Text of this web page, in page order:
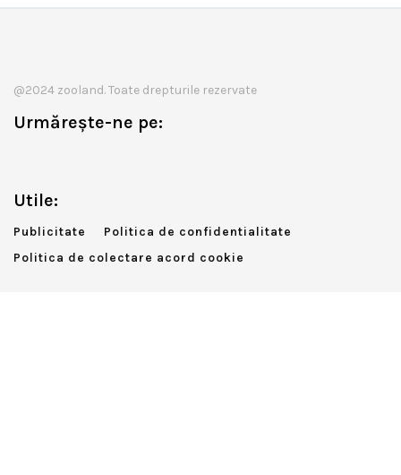
@2024 zooland. Toate drepturile rezervate
Urmărește-ne pe:
Utile:
Publicitate
Politica de confidentialitate
Politica de colectare acord cookie